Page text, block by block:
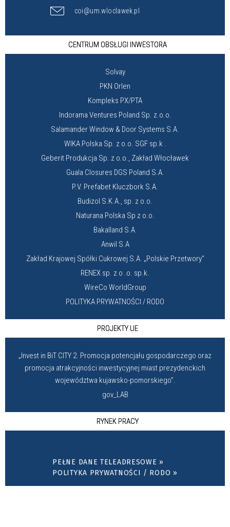
coi@um.wloclawek.pl
CENTRUM OBSŁUGI INWESTORA
Solvay
PKN Orlen
Kompleks PX/PTA
Indorama Ventures Poland Sp. z.o.o.
Salamander Window & Door Systems S.A.
WIKA Polska Sp. z o.o. SGF sp.k .
Geberit Produkcja Sp. z o.o., Zakład Włocławek
Guala Closures DGS Poland S.A.
P.V. Prefabet Kluczbork S.A.
Budizol S.K.A., sp. z o.o.
Naturana Polska Sp z o.o.
Bakalland S.A.
Anwil S.A
Zakład Krajowej Spółki Cukrowej S.A. „Polskie Przetwory”
RENEX sp. z o .o. sp.k.
WireCo WorldGroup
POLITYKA PRYWATNOŚCI / RODO
PROJEKTY UE
„Invest in BiT CITY 2. Promocja potencjału gospodarczego oraz
promocja atrakcyjności inwestycyjnej miast prezydenckich
województwa kujawsko-pomorskiego”.
gov_LAB
RYNEK PRACY
PEŁNE DANE TELEADRESOWE »
POLITYKA PRYWATNOŚCI / RODO »